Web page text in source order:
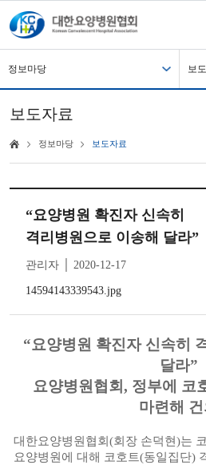
정보마당 보
보도자료
정보마당 보도자료
“요양병원 확진자 신속히
격리병원으로 이송해 달라”
관리자 │ 2020-12-17
14594143339543.jpg
“요양병원 확진자 신속히
달라”
요양병원협회, 정부에 코
마련해 건
대한요양병원협회 (회장 손덕현)는
요양병원에 대해 코호트(동일집단)